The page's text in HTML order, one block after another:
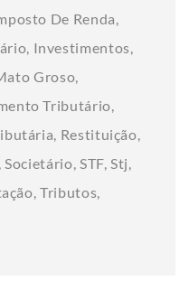
De Renda
Investimentos
Groso
Tributário
Restituição
Societário STF Stj
Tributos